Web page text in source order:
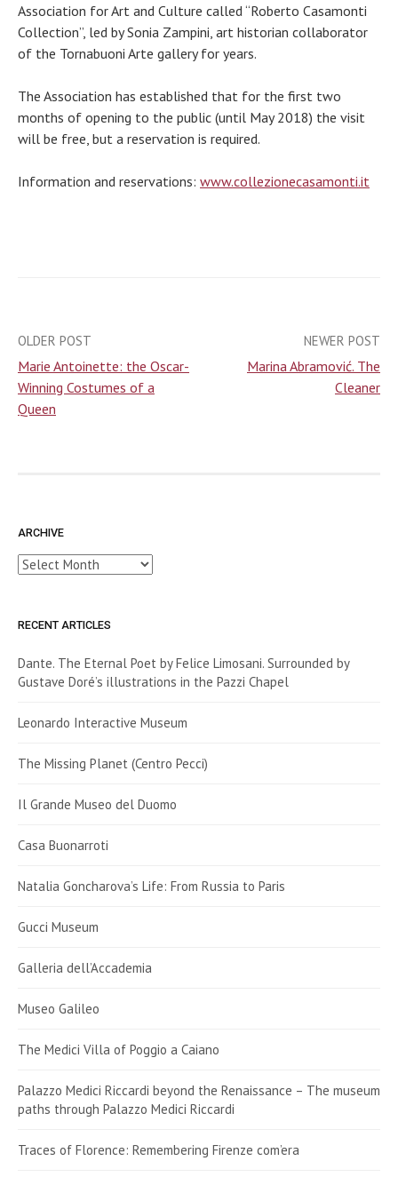
Association for Art and Culture called “Roberto Casamonti
Collection”, led by Sonia Zampini, art historian collaborator
of the Tornabuoni Arte gallery for years.
The Association has established that for the first two
months of opening to the public (until May 2018) the visit
will be free, but a reservation is required.
Information and reservations: www.collezionecasamonti.it
Post
navigation
OLDER POST
Marie Antoinette: the Oscar-
Winning Costumes of a
Queen
NEWER POST
Marina Abramović. The
Cleaner
ARCHIVE
Archive
RECENT ARTICLES
Dante. The Eternal Poet by Felice Limosani. Surrounded by
Gustave Doré’s illustrations in the Pazzi Chapel
Leonardo Interactive Museum
The Missing Planet (Centro Pecci)
Il Grande Museo del Duomo
Casa Buonarroti
Natalia Goncharova’s Life: From Russia to Paris
Gucci Museum
Galleria dell’Accademia
Museo Galileo
The Medici Villa of Poggio a Caiano
Palazzo Medici Riccardi beyond the Renaissance – The museum
paths through Palazzo Medici Riccardi
Traces of Florence: Remembering Firenze com’era